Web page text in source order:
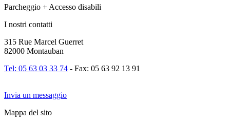
Parcheggio + Accesso disabili
I nostri contatti
315 Rue Marcel Guerret
82000 Montauban
Tel: 05 63 03 33 74 - Fax: 05 63 92 13 91
Invia un messaggio
Mappa del sito